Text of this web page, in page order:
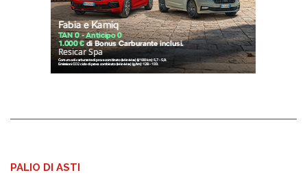
PALIO DI ASTI